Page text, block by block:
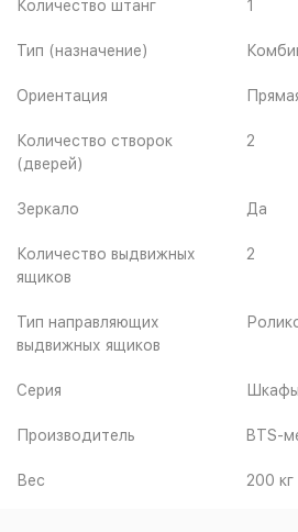
Количество штанг 1
Тип (назначение)
Ориентация
Количество створок
(дверей)
2
Зеркало Да
Количество выдвижных
ящиков
2
Тип направляющих
выдвижных ящиков
Серия
Производитель BTS-
Вес 200 кг